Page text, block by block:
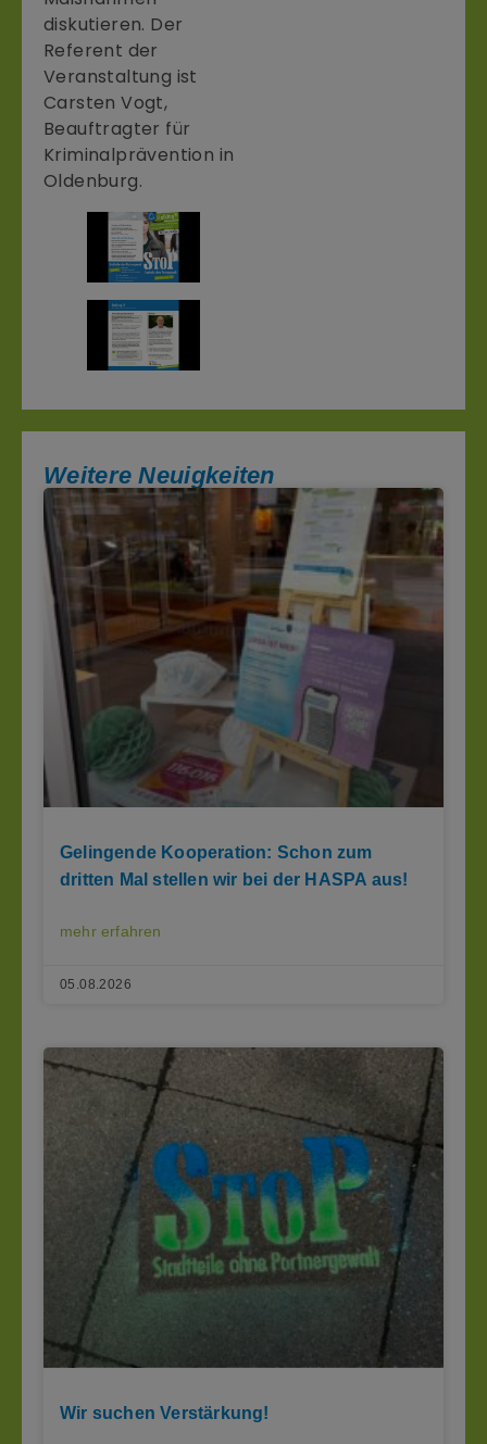
diskutieren. Der
Referent der
Veranstaltung ist
Carsten Vogt,
Beauftragter für
Kriminalprävention in
Oldenburg.
Weitere Neuigkeiten
Gelingende Kooperation: Schon zum
dritten Mal stellen wir bei der HASPA aus!
mehr erfahren
05.08.2026
Wir suchen Verstärkung!